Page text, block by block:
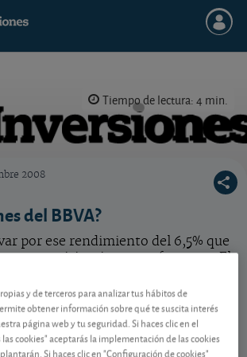
Tiempo de lectura: 4 min.
2008
del BBVA?
por ese rendimiento del 6,5% que
sus participaciones preferentes. El
reservado a SOCIOS
y de terceros para analizar tus hábitos de
obtener información sobre qué te suscita interés
página web y tu seguridad. Si haces clic en el
cookies" aceptarás la implementación de las cookies
Si haces clic en "Configuración de cookies"